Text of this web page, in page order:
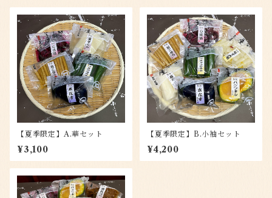
【夏季限定】A.華セット
¥3,100
【夏季限定】B.小袖セット
¥4,200